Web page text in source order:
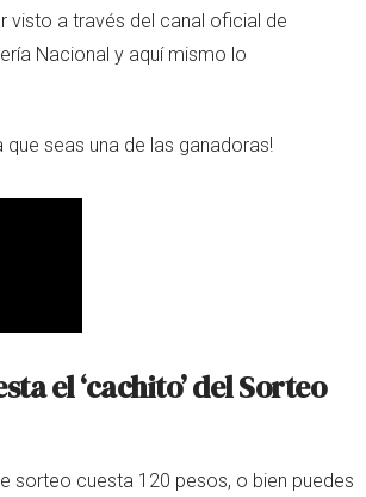
visto a través del canal oficial de
Nacional y aquí mismo lo
que seas una de las ganadoras!
el ‘cachito’ del Sorteo
sorteo cuesta 120 pesos, o bien puedes